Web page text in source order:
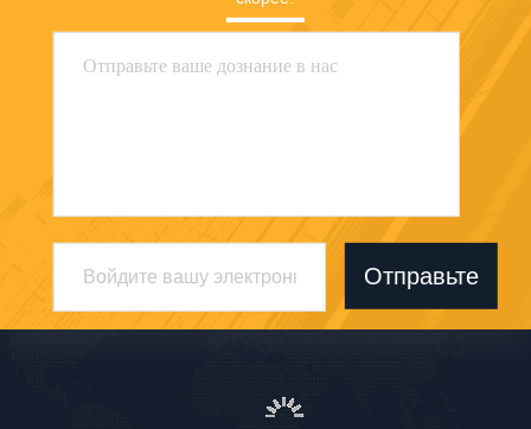
Отправьте